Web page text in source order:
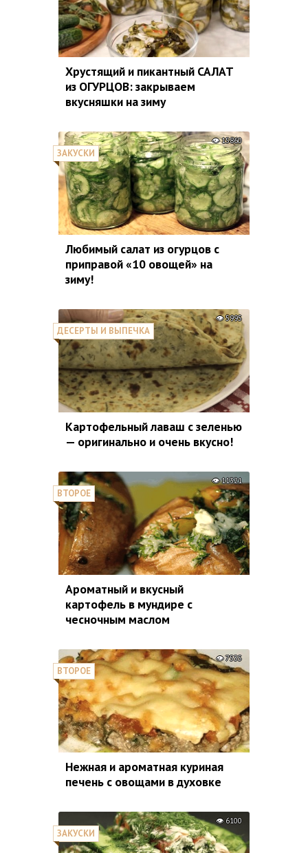
Хрустящий и пикантный САЛАТ
из ОГУРЦОВ: закрываем
вкусняшки на зиму
ЗАКУСКИ
15860
Любимый салат из огурцов с
приправой «10 овощей» на
зиму!
ДЕСЕРТЫ И ВЫПЕЧКА
5995
Картофельный лаваш с зеленью
— оригинально и очень вкусно!
ВТОРОЕ
11321
Ароматный и вкусный
картофель в мундире с
чесночным маслом
ВТОРОЕ
7535
Нежная и ароматная куриная
печень с овощами в духовке
ЗАКУСКИ
6100